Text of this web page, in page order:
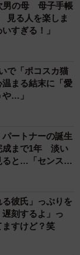
男の母 母子手帳
見る人を楽しま
すぎる！」
で「ポコスカ猫
まる結末に「愛
や…」
パートナーの誕生
成まで1年 淡い
と…「センスす
る彼氏」っぷりを
刻するよ」っ
すけど？笑